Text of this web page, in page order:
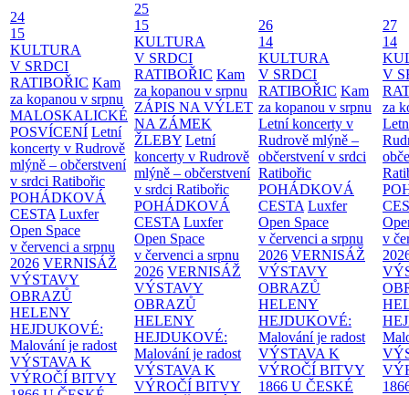
24
15
KULTURA
V SRDCI
RATIBOŘIC Kam
za kopanou v srpnu
MALOSKALICKÉ
POSVÍCENÍ Letní
koncerty v Rudrově
mlýně – občerstvení
v srdci Ratibořic
POHÁDKOVÁ
CESTA Luxfer
Open Space
v červenci a srpnu
2026 VERNISÁŽ
VÝSTAVY
OBRAZŮ
HELENY
HEJDUKOVÉ:
Malování je radost
VÝSTAVA K
VÝROČÍ BITVY
25
15
KULTURA
V SRDCI
RATIBOŘIC Kam
za kopanou v srpnu
ZÁPIS NA VÝLET
NA ZÁMEK
ŽLEBY Letní
koncerty v Rudrově
mlýně – občerstvení
v srdci Ratibořic
POHÁDKOVÁ
CESTA Luxfer
Open Space
v červenci a srpnu
2026 VERNISÁŽ
VÝSTAVY
OBRAZŮ
HELENY
HEJDUKOVÉ:
Malování je radost
VÝSTAVA K
VÝROČÍ BITVY
26
14
KULTURA
V SRDCI
RATIBOŘIC Kam
za kopanou v srpnu
Letní koncerty v
Rudrově mlýně –
občerstvení v srdci
Ratibořic
POHÁDKOVÁ
CESTA Luxfer
Open Space
v červenci a srpnu
2026 VERNISÁŽ
VÝSTAVY
OBRAZŮ
HELENY
HEJDUKOVÉ:
Malování je radost
VÝSTAVA K
VÝROČÍ BITVY
1866 U ČESKÉ
27
14
V
za
v